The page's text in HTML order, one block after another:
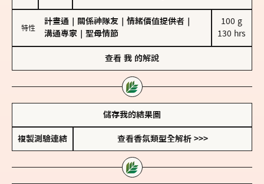
特性
計畫通 關係神隊友 情緒價值提供者
溝通專家
聖母情節
100 g
130 hrs
查看 我 的解說
儲存我的結果圖
複製測驗連結 查看香氛類型全解析 >>>